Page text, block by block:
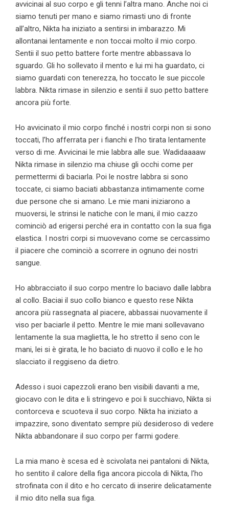
avvicinai al suo corpo e gli tenni l’altra mano. Anche noi ci
siamo tenuti per mano e siamo rimasti uno di fronte
all’altro, Nikta ha iniziato a sentirsi in imbarazzo. Mi
allontanai lentamente e non toccai molto il mio corpo.
Sentii il suo petto battere forte mentre abbassava lo
sguardo. Gli ho sollevato il mento e lui mi ha guardato, ci
siamo guardati con tenerezza, ho toccato le sue piccole
labbra. Nikta rimase in silenzio e sentii il suo petto battere
ancora più forte.
Ho avvicinato il mio corpo finché i nostri corpi non si sono
toccati, l’ho afferrata per i fianchi e l’ho tirata lentamente
verso di me. Avvicinai le mie labbra alle sue. Wadidaaaaw
Nikta rimase in silenzio ma chiuse gli occhi come per
permettermi di baciarla. Poi le nostre labbra si sono
toccate, ci siamo baciati abbastanza intimamente come
due persone che si amano. Le mie mani iniziarono a
muoversi, le strinsi le natiche con le mani, il mio cazzo
cominciò ad erigersi perché era in contatto con la sua figa
elastica. I nostri corpi si muovevano come se cercassimo
il piacere che cominciò a scorrere in ognuno dei nostri
sangue.
Ho abbracciato il suo corpo mentre lo baciavo dalle labbra
al collo. Baciai il suo collo bianco e questo rese Nikta
ancora più rassegnata al piacere, abbassai nuovamente il
viso per baciarle il petto. Mentre le mie mani sollevavano
lentamente la sua maglietta, le ho stretto il seno con le
mani, lei si è girata, le ho baciato di nuovo il collo e le ho
slacciato il reggiseno da dietro.
Adesso i suoi capezzoli erano ben visibili davanti a me,
giocavo con le dita e li stringevo e poi li succhiavo, Nikta si
contorceva e scuoteva il suo corpo. Nikta ha iniziato a
impazzire, sono diventato sempre più desideroso di vedere
Nikta abbandonare il suo corpo per farmi godere.
La mia mano è scesa ed è scivolata nei pantaloni di Nikta,
ho sentito il calore della figa ancora piccola di Nikta, l’ho
strofinata con il dito e ho cercato di inserire delicatamente
il mio dito nella sua figa.